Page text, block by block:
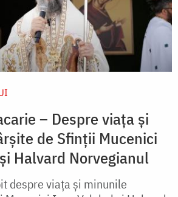
– Despre viața și
de Sfinții Mucenici
Halvard Norvegianul
despre viața și minunile